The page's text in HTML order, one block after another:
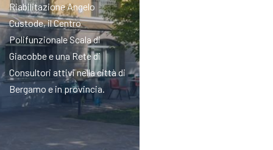
Riabilitazione Angelo
Custode, il Centro
Polifunzionale Scala di
Giacobbe e una Rete di
Consultori attivi nella città di
Bergamo e in provincia.